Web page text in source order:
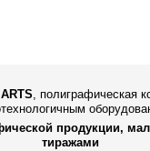
, полиграфическая
продукции,
тиражами